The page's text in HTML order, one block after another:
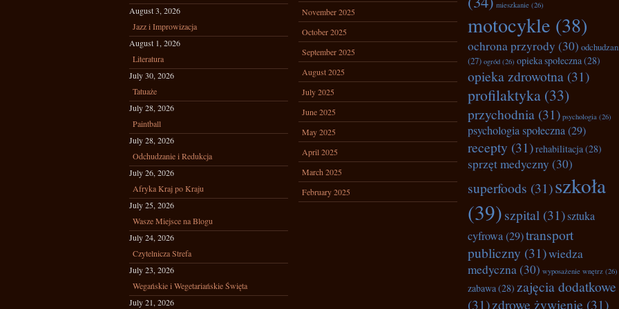
August 3, 2026
Jazz i Improwizacja
August 1, 2026
Literatura
July 30, 2026
Tatuaże
July 28, 2026
Paintball
July 28, 2026
Odchudzanie i Redukcja
July 26, 2026
Afryka Kraj po Kraju
July 25, 2026
Wasze Miejsce na Blogu
July 24, 2026
Czytelnicza Strefa
July 23, 2026
Wegańskie i Wegetariańskie Święta
July 21, 2026
November 2025
October 2025
September 2025
August 2025
July 2025
June 2025
May 2025
April 2025
March 2025
February 2025
mieszkanie (26)
motocykle (38)
ochrona przyrody (30)
(27) ogród (26) opieka społeczna(28)
opieka zdrowotna (31)
profilaktyka (33)
przychodnia (31) psychologia (26)
psychologia społeczna(29)
recepty (31)rehabilitacja(28)
sprzęt medyczny (30)
superfoods (31)szkoła
(39)szpital (31)sztuka
cyfrowa(29)transport
publiczny (31)wiedza
medyczna(30) wyposażenie wnętrz (26)
zabawa(28) zajęcia dodatkowe
(31)zdrowe żywienie (31)